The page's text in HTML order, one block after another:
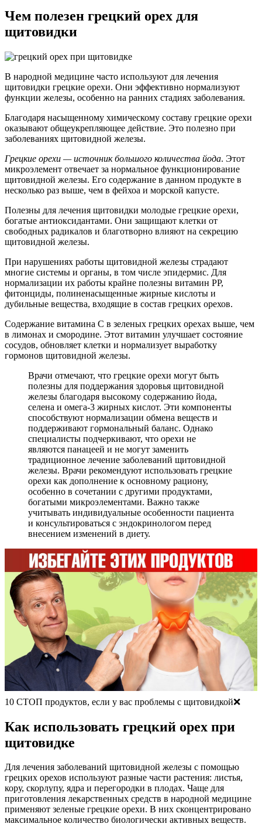
Чем полезен грецкий орех для
щитовидки
В народной медицине часто используют для лечения
щитовидки грецкие орехи. Они эффективно нормализуют
функции железы, особенно на ранних стадиях заболевания.
Благодаря насыщенному химическому составу грецкие орехи
оказывают общеукрепляющее действие. Это полезно при
заболеваниях щитовидной железы.
Грецкие орехи — источник большого количества йода. Этот
микроэлемент отвечает за нормальное функционирование
щитовидной железы. Его содержание в данном продукте в
несколько раз выше, чем в фейхоа и морской капусте.
Полезны для лечения щитовидки молодые грецкие орехи,
богатые антиоксидантами. Они защищают клетки от
свободных радикалов и благотворно влияют на секрецию
щитовидной железы.
При нарушениях работы щитовидной железы страдают
многие системы и органы, в том числе эпидермис. Для
нормализации их работы крайне полезны витамин РР,
фитонциды, полиненасыщенные жирные кислоты и
дубильные вещества, входящие в состав грецких орехов.
Содержание витамина С в зеленых грецких орехах выше, чем
в лимонах и смородине. Этот витамин улучшает состояние
сосудов, обновляет клетки и нормализует выработку
гормонов щитовидной железы.
Врачи отмечают, что грецкие орехи могут быть
полезны для поддержания здоровья щитовидной
железы благодаря высокому содержанию йода,
селена и омега-3 жирных кислот. Эти компоненты
способствуют нормализации обмена веществ и
поддерживают гормональный баланс. Однако
специалисты подчеркивают, что орехи не
являются панацеей и не могут заменить
традиционное лечение заболеваний щитовидной
железы. Врачи рекомендуют использовать грецкие
орехи как дополнение к основному рациону,
особенно в сочетании с другими продуктами,
богатыми микроэлементами. Важно также
учитывать индивидуальные особенности пациента
и консультироваться с эндокринологом перед
внесением изменений в диету.
10 СТОП продуктов, если у вас проблемы с щитовидкой❌
Как использовать грецкий орех при
щитовидке
Для лечения заболеваний щитовидной железы с помощью
грецких орехов используют разные части растения: листья,
кору, скорлупу, ядра и перегородки в плодах. Чаще для
приготовления лекарственных средств в народной медицине
применяют зеленые грецкие орехи. В них сконцентрировано
максимальное количество биологически активных веществ.